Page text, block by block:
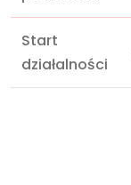
Start
działalności